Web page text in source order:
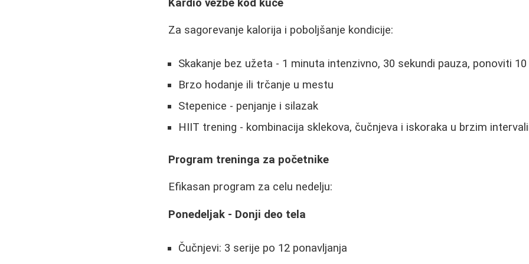
Kardio vežbe kod kuće
Za sagorevanje kalorija i poboljšanje kondicije:
Skakanje bez užeta - 1 minuta intenzivno, 30 sekundi pauza, ponoviti
Brzo hodanje ili trčanje u mestu
Stepenice - penjanje i silazak
HIIT trening - kombinacija sklekova, čučnjeva i iskoraka u brzim
Program treninga za početnike
Efikasan program za celu nedelju:
Ponedeljak - Donji deo tela
Čučnjevi: 3 serije po 12 ponavljanja